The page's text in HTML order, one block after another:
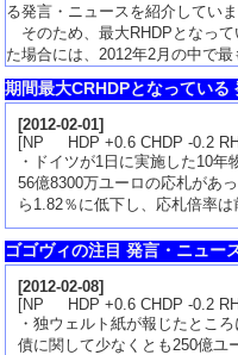
る発言・ニュースを紹介していま
そのため、最大RHDPとなっ
た場合には、2012年2月の中で
期間最大CRHDPとなっている
[2012-02-01]
[NP HDP +0.6 CHDP -0.2
・ドイツが1日に実施した10
56億8300万ユーロの応札があ
ら1.82％に低下し、応札倍率
ゴゴヴィの注目 発言・ニュー
[2012-02-08]
[NP HDP +0.6 CHDP -0.2
・独ウェルト紙が報じたとこ
債に関して少なくとも250億ユ